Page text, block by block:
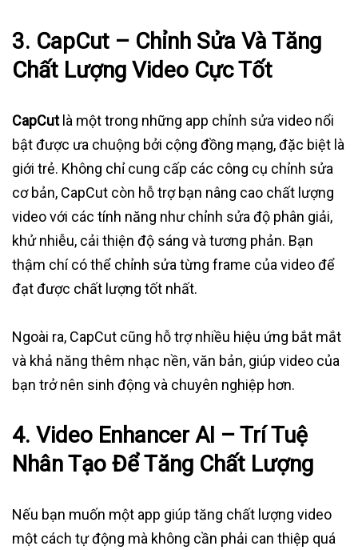
3. CapCut – Chỉnh Sửa Và Tăng
Chất Lượng Video Cực Tốt
CapCutlà một trong những app chỉnh sửa video nổi
bật được ưa chuộng bởi cộng đồng mạng, đặc biệt là
giới trẻ. Không chỉ cung cấp các công cụ chỉnh sửa
cơ bản, CapCut còn hỗ trợ bạn nâng cao chất lượng
video với các tính năng như chỉnh sửa độ phân giải,
khử nhiễu, cải thiện độ sáng và tương phản. Bạn
thậm chí có thể chỉnh sửa từng frame của video để
đạt được chất lượng tốt nhất.
Ngoài ra, CapCut cũng hỗ trợ nhiều hiệu ứng bắt mắt
và khả năng thêm nhạc nền, văn bản, giúp video của
bạn trở nên sinh động và chuyên nghiệp hơn.
4. Video Enhancer AI – Trí Tuệ
Nhân Tạo Để Tăng Chất Lượng
Nếu bạn muốn một app giúp tăng chất lượng video
một cách tự động mà không cần phải can thiệp quá